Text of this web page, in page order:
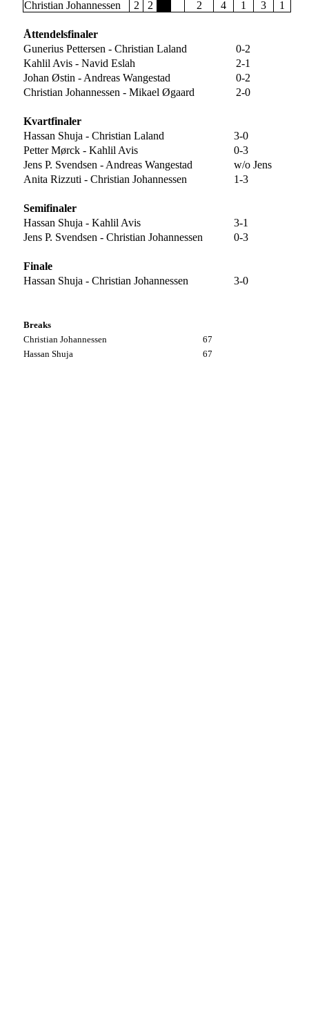
Christian Johannessen
2 2 2 4 1 3 1
Åttendelsfinaler
Gunerius Pettersen - Christian Laland
0-2
Kahlil Avis - Navid Eslah
2-1
Johan Østin - Andreas Wangestad
0-2
Christian Johannessen - Mikael Øgaard
2-0
Kvartfinaler
Hassan Shuja - Christian Laland
3-0
Petter Mørck - Kahlil Avis
0-3
Jens P. Svendsen - Andreas Wangestad
w/o Jens
Anita Rizzuti - Christian Johannessen
1-3
Semifinaler
Hassan Shuja - Kahlil Avis
3-1
Jens P. Svendsen - Christian Johannessen
0-3
Finale
Hassan Shuja - Christian Johannessen
3-0
Breaks
Christian Johannessen
67
Hassan Shuja
67